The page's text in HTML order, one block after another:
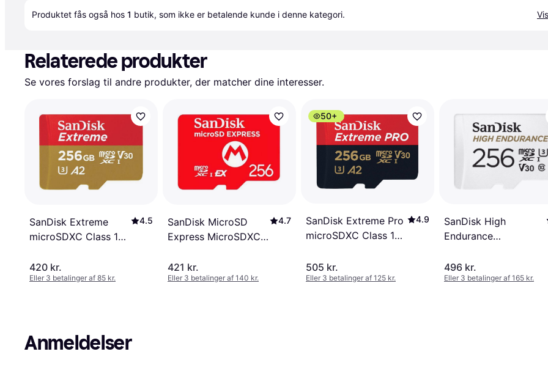
Produktet fås også hos 1 butik, som ikke er betalende kunde i denne kategori.
Relaterede produkter
Se vores forslag til andre produkter, der matcher dine interesser.
SanDisk Extreme
microSDXC Class 10
190/130MB/s 256GB
+Adapter
4.5
420 kr.
Eller 3 betalinger af 85 kr.
SanDisk MicroSD
Express MicroSDXC
880/650MB/s 256GB
4.7
421 kr.
Eller 3 betalinger af 140 kr.
50+
SanDisk Extreme Pro
microSDXC Class 10
200/140MB/s 256GB
4.9
505 kr.
Eller 3 betalinger af 125 kr.
SanDisk High
Endurance
UHS-I U3 V30 256GB
+Adapter
496 kr.
Eller 3 betalinger af 165 kr.
Anmeldelser